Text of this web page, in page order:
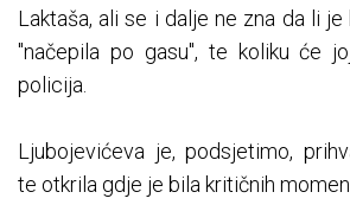
Laktaša, ali se i dalje ne zna da li
"načepila po gasu", te koliku će
policija.
Ljubojevićeva je, podsjetimo,
te otkrila gdje je bila kritičnih